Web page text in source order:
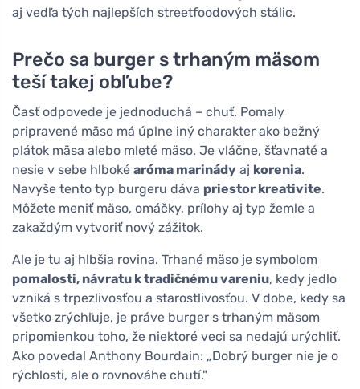
aj vedľa tých najlepších streetfoodových stálic.
Prečo sa burger s trhaným mäsom
teší takej obľube?
Časť odpovede je jednoduchá – chuť. Pomaly
pripravené mäso má úplne iný charakter ako bežný
plátok mäsa alebo mleté mäso. Je vláčne, šťavnaté a
nesie v sebe hlboké aróma marinády aj korenia.
Navyše tento typ burgeru dáva priestor kreativite.
Môžete meniť mäso, omáčky, prílohy aj typ žemle a
zakaždým vytvoriť nový zážitok.
Ale je tu aj hlbšia rovina. Trhané mäso je symbolom
pomalosti, návratu k tradičnému vareniu, kedy jedlo
vzniká s trpezlivosťou a starostlivosťou. V dobe, kedy sa
všetko zrýchľuje, je práve burger s trhaným mäsom
pripomienkou toho, že niektoré veci sa nedajú urýchliť.
Ako povedal Anthony Bourdain: „Dobrý burger nie je o
rýchlosti, ale o rovnováhe chutí."